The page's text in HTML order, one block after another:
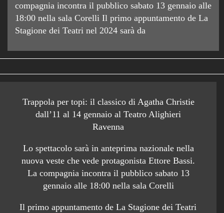
compagnia incontra il pubblico sabato 13 gennaio alle
18:00 nella sala Corelli Il primo appuntamento de La
Stagione dei Teatri nel 2024 sarà da
Trappola per topi: il classico di Agatha Christie
dall’11 al 14 gennaio al Teatro Alighieri
Ravenna
Lo spettacolo sarà in anteprima nazionale nella
nuova veste che vede protagonista Ettore Bassi.
La compagnia incontra il pubblico sabato 13
gennaio alle 18:00 nella sala Corelli
Il primo appuntamento de La Stagione dei Teatri